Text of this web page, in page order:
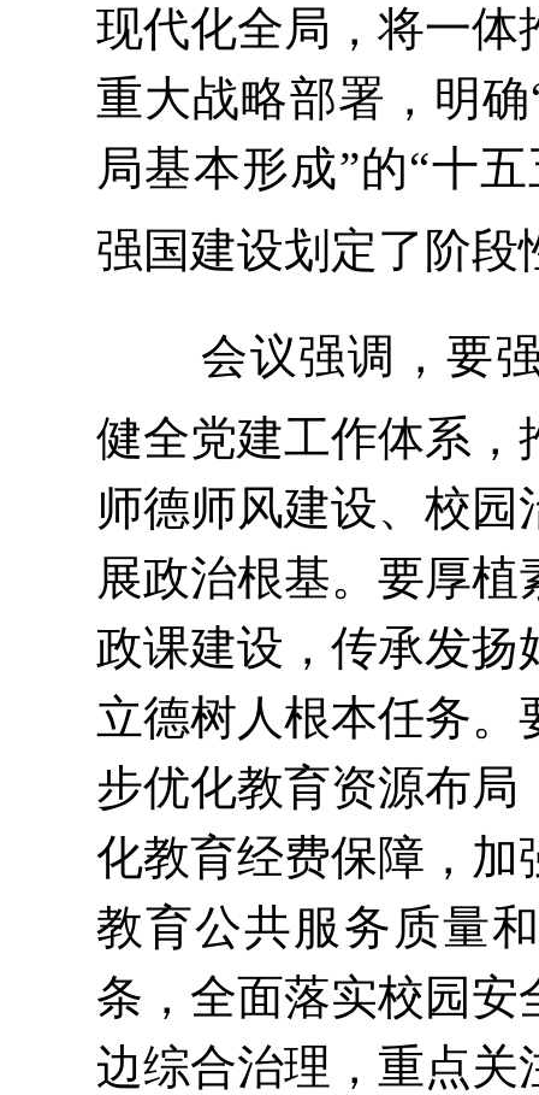
现代化全局，将一体
重大战略部署， 明
局基本形成”的“十
强国建设划定了阶段
会议强调，要
健全党建工作体系，
师德师风建设、校
展政治根基。要厚
政课建设，传承发
立德树人根本任务
步优化教育资源布
化教育经费保障，加
教育公共服务质量
条，全面落实校园
边综合治理，重点